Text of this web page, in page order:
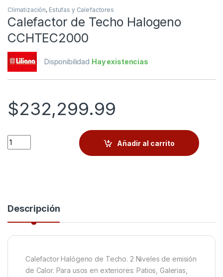
Climatización, Estufas y Calefactores
Calefactor de Techo Halogeno
CCHTEC2000
Disponibilidad Hay existencias
$232,299.99
Quantity
Añadir al carrito
Descripción
Calefactor Halógeno de Techo. 2 Niveles de emisión
de Calor. Para usos en exteriores: Patios, Galerias,